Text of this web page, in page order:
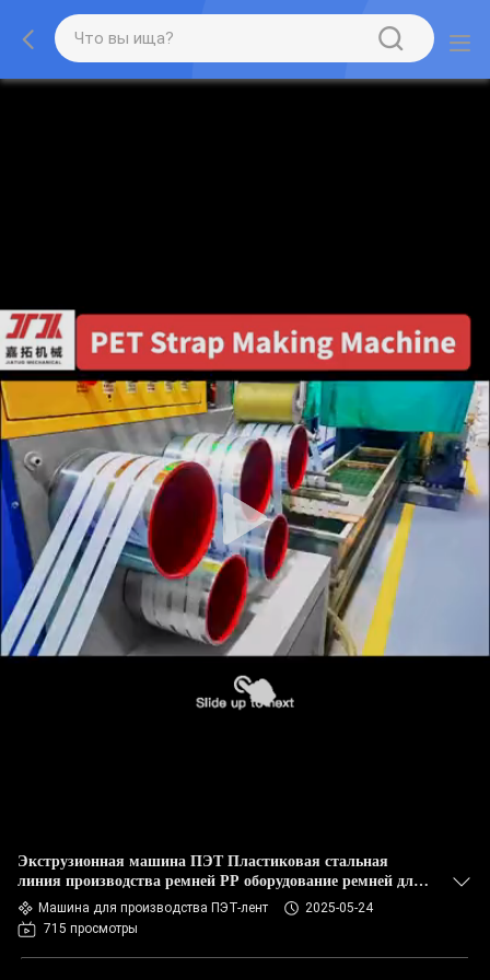
Экструзионная машина ПЭТ Пластиковая стальная
линия производства ремней PP оборудование ремней для
одной станции обертывающей машины
Машина для производства ПЭТ-лент
2025-05-24
715 просмотры